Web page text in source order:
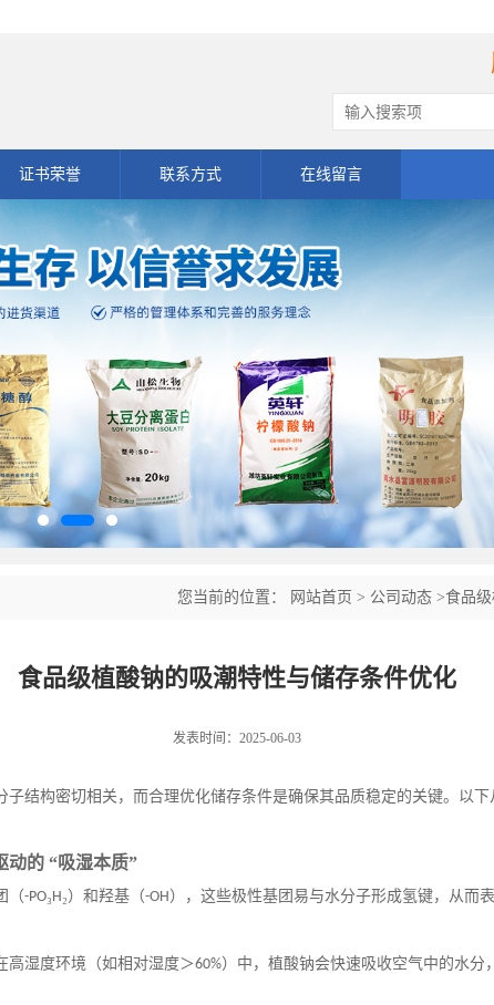
证书荣誉 联系方式 在线留言
您当前的位置： 网站首页 > 公司动态 >食品
食品级植酸钠的吸潮特性与储存条件优化
发表时间：2025-06-03
子结构密切相关，而合理优化储存条件是确保其品质稳定的关键。以
动的 “吸湿本质”
（-PO₃H₂）和羟基（-OH），这些极性基团易与水分子形成氢键，从而
高湿度环境（如相对湿度＞60%）中，植酸钠会快速吸收空气中的水分